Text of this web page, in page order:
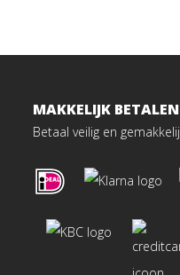
MAKKELIJK BETALEN
Betaal veilig en